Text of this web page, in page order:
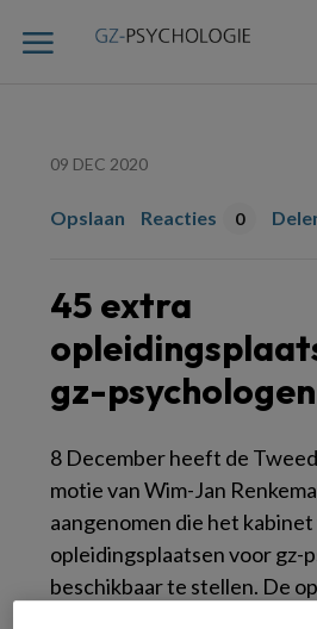
09 DEC 2020
Opslaan Reacties 0
45 extra
gz-psychologen
8 December heeft de
motie van Wim-Jan
aangenomen die het
opleidingsplaatsen voor gz-
beschikbaar te stellen. De